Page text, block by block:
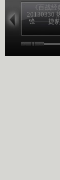
《百战经
20130330
锋——捷豹